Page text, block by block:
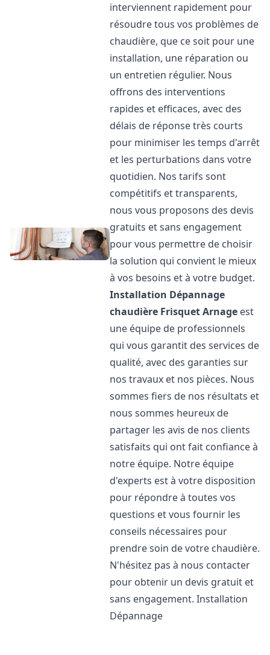
interviennent rapidement pour
résoudre tous vos problèmes de
chaudière, que ce soit pour une
installation, une réparation ou
un entretien régulier. Nous
offrons des interventions
rapides et efficaces, avec des
délais de réponse très courts
pour minimiser les temps d'arrêt
et les perturbations dans votre
quotidien. Nos tarifs sont
compétitifs et transparents,
nous vous proposons des devis
gratuits et sans engagement
pour vous permettre de choisir
la solution qui convient le mieux
à vos besoins et à votre budget.
Installation Dépannage
chaudière FrisquetArnage est
une équipe de professionnels
qui vous garantit des services de
qualité, avec des garanties sur
nos travaux et nos pièces. Nous
sommes fiers de nos résultats et
nous sommes heureux de
partager les avis de nos clients
satisfaits qui ont fait confiance à
notre équipe. Notre équipe
d'experts est à votre disposition
pour répondre à toutes vos
questions et vous fournir les
conseils nécessaires pour
prendre soin de votre chaudière.
N'hésitez pas à nous contacter
pour obtenir un devis gratuit et
sans engagement. Installation
Dépannage